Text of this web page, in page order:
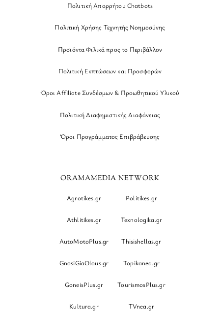
Πολιτική Απορρήτου Chatbots
Πολιτική Χρήσης Τεχνητής Νοημοσύνης
Προϊόντα Φιλικά προς το Περιβάλλον
Πολιτική Εκπτώσεων και Προσφορών
Όροι Affiliate Συνδέσμων & Προωθητικού Υλικού
Πολιτική Διαφημιστικής Διαφάνειας
Όροι Προγράμματος Επιβράβευσης
ORAMAMEDIA NETWORK
Agrotikes.gr Politikes.gr
Athlitikes.gr Texnologika.gr
AutoMotoPlus.gr Thisishellas.gr
GnosiGiaOlous.gr Topikanea.gr
GoneisPlus.gr TourismosPlus.gr
Kultura.gr TVnea.gr